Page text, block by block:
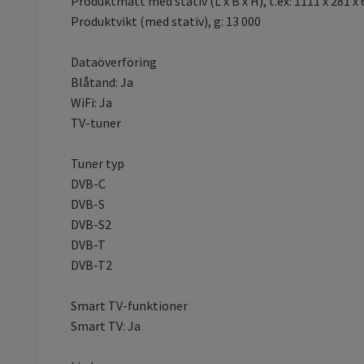
Produktvikt (med stativ), g: 13 000
Dataöverföring
Blåtand: Ja
WiFi: Ja
TV-tuner
Tuner typ
DVB-C
DVB-S
DVB-S2
DVB-T
DVB-T2
Smart TV-funktioner
Smart TV: Ja